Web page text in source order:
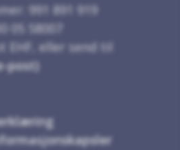
991 891 919
58007
EHF, eller send til
post)